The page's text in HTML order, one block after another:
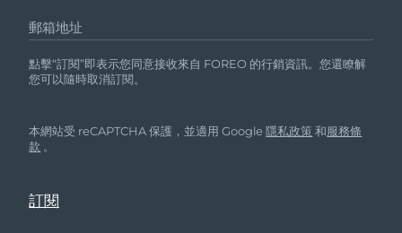
郵箱地址
點擊“訂閱”即表示您同意接收來自 FOREO 的行銷資訊。您還瞭解
您可以隨時取消訂閱。
本網站受 reCAPTCHA 保護，並適用 Google隱私政策 和服務條
款 。